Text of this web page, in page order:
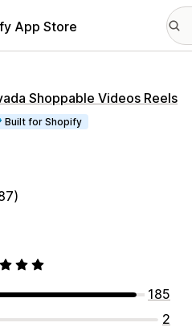
App Store
Shoppable Videos Reels
Built for Shopify
185
2